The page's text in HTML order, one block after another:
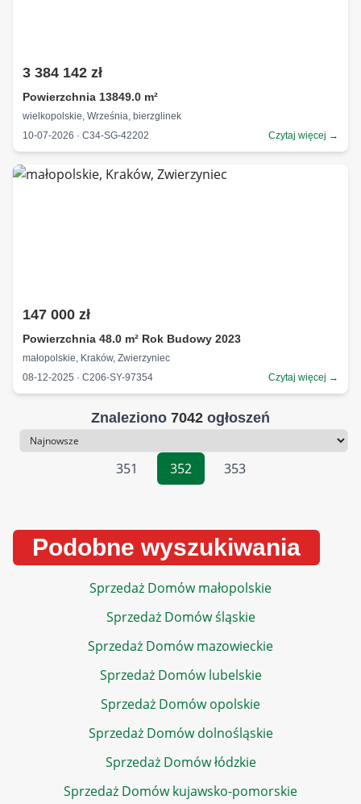
3 384 142 zł
Powierzchnia 13849.0 m²
wielkopolskie, Września, bierzglinek
10-07-2026 · C34-SG-42202
Czytaj więcej →
147 000 zł
Powierzchnia 48.0 m² Rok Budowy 2023
małopolskie, Kraków, Zwierzyniec
08-12-2025 · C206-SY-97354
Czytaj więcej →
Znaleziono 7042 ogłoszeń
Sortowanie
351
352 353
Podobne wyszukiwania
Sprzedaż Domów małopolskie
Sprzedaż Domów śląskie
Sprzedaż Domów mazowieckie
Sprzedaż Domów lubelskie
Sprzedaż Domów opolskie
Sprzedaż Domów dolnośląskie
Sprzedaż Domów łódzkie
Sprzedaż Domów kujawsko-pomorskie